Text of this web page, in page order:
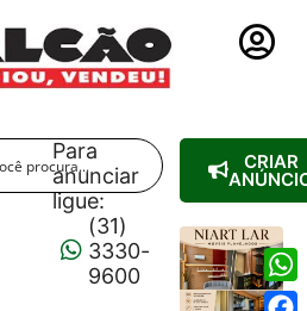
Para
anunciar
ligue:
(31)
3330-
9600
CRIAR